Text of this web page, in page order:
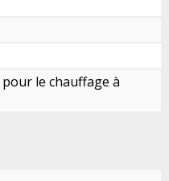
le chauffage à